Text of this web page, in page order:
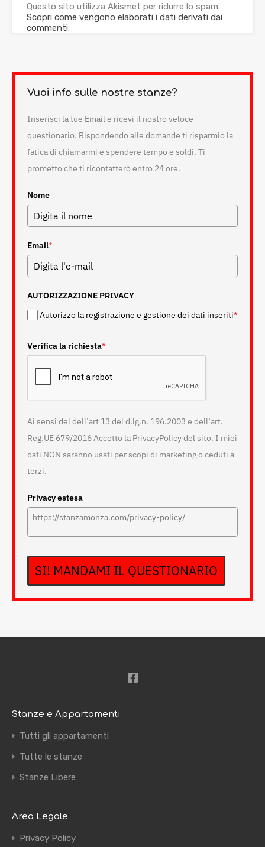
Questo sito utilizza Akismet per ridurre lo spam.
Scopri come vengono elaborati i dati derivati dai
commenti.
Vuoi info sulle nostre stanze?
Inserisci la tue Email e ricevi il nostro veloce
questionario. Rispondendo alle domande ti risparmio la
fatica di chiamarmi e spendere tempo e soldi. Ti
prometto che ti ricontatterò entro 24 ore.
Nome
Email*
AUTORIZZAZIONE PRIVACY
Autorizzo la registrazione e gestione dei dati inseriti*
Verifica la richiesta*
Ai sensi del dell’art 13 del d.lg.n. 196.2003 e dell’art.
Reg.UE 679/2016 Accetto la PrivacyPolicy del sito. I miei
dati NON saranno usati per scopi di marketing o ceduti a
terzi.
Privacy estesa
SI! MANDAMI IL QUESTIONARIO
Stanze e Appartamenti
Tutti gli appartamenti
Tutte le stanze
Stanze Libere
Area Legale
Privacy Policy